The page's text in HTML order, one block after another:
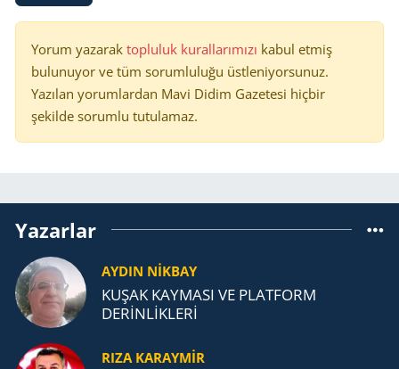
Yorum yazarak topluluk kurallarımızı kabul etmiş
bulunuyor ve tüm sorumluluğu üstleniyorsunuz.
Yazılan yorumlardan Mavi Didim Gazetesi hiçbir
şekilde sorumlu tutulamaz.
Yazarlar
AYDIN NİKBAY
KUŞAK KAYMASI VE PLATFORM
DERİNLİKLERİ
RIZA KARAYMIR